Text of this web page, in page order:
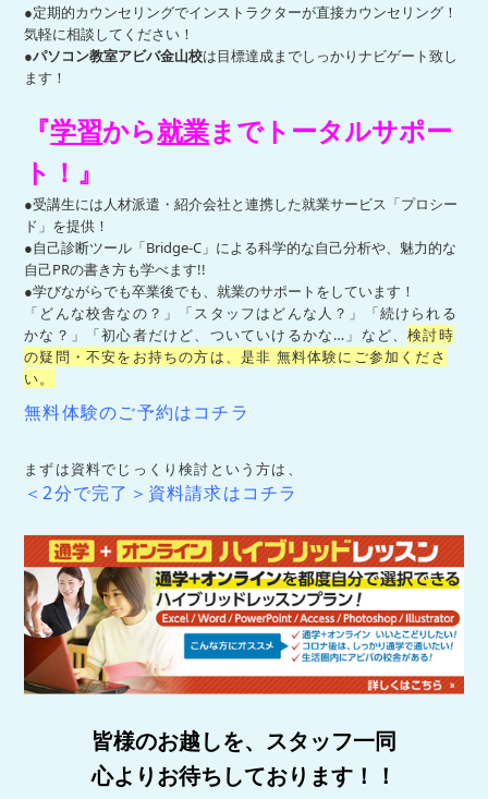
●定期的カウンセリングでインストラクターが直接カウンセリング！
気軽に相談してください！
●パソコン教室アビバ金山校は目標達成までしっかりナビゲート致し
ます！
『学習から就業までトータルサポー
ト！』
●受講生には人材派遣・紹介会社と連携した就業サービス「プロシー
ド」を提供！
●自己診断ツール「Bridge-C」による科学的な自己分析や、魅力的な
自己PRの書き方も学べます!!
●学びながらでも卒業後でも、就業のサポートをしています！
「どんな校舎なの？」「スタッフはどんな人？」「続けられる
かな？」「初心者だけど、ついていけるかな…」など、検討時
の疑問・不安をお持ちの方は、是非 無料体験にご参加くださ
い。
無料体験のご予約はコチラ
まずは資料でじっくり検討という方は、
＜2分で完了 ＞ 資料請求はコチラ
皆様のお越しを、スタッフ一同
心よりお待ちしております！！